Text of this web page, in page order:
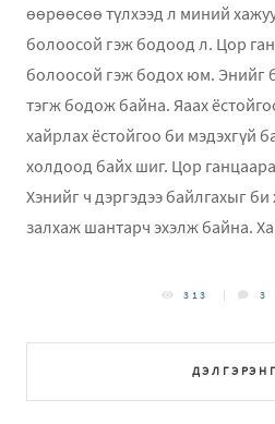
өөрөөсөө түлхээд л миний
болоосой гэж бодоод л. Цор
болоосой гэж бодох юм. Энийг
тэгж бодож байна. Яаах
хайрлах ёстойгоо би мэдэхгүй
холдоод байх шиг. Цор
Хэнийг ч дэргэдээ байлгахыг би
залхаж шантарч эхэлж байна.
313 3